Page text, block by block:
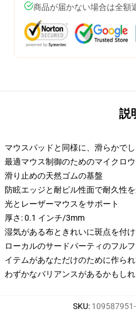
商品が届かない場合は全額
説
マウスパッドと同様に、滑らかでし
最適マウス制御のためのマイクロ
滑り止めの天然ゴムの基盤
防眩エッジと耐ピル性面で耐久性
光とレーザーマウスをサポート
厚さ: 0.1 インチ/3mm
湿気がある布ときれいに斑点を付
ローカルのサードパーティのフル
イテムがあなただけのために作ら
わずかなバリアンスがあるかもし
SKU: